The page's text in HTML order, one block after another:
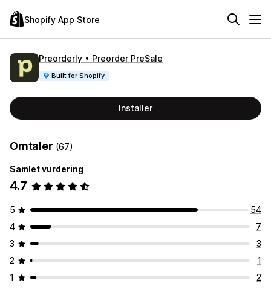
Shopify App Store
Preorderly • Preorder PreSale
Built for Shopify
Installer
Omtaler (67)
Samlet vurdering
4.7
5
54
4
7
3
3
2
1
1
2